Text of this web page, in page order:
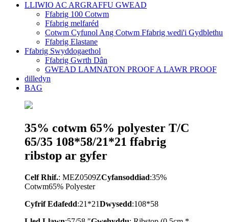
LLIWIO AC ARGRAFFU GWEAD
Ffabrig 100 Cotwm
Ffabrig melfaréd
Cotwm Cyfunol Ang Cotwm Ffabrig wedi'i Gydblethu
Ffabrig Elastane
Ffabrig Swyddogaethol
Ffabrig Gwrth Dân
GWEAD LAMNATON PROOF A LAWR PROOF
dilledyn
BAG
35% cotwm 65% polyester T/C
65/35 108*58/21*21 ffabrig
ribstop ar gyfer
Celf Rhif.: MEZ0509ZCyfansoddiad:35%
Cotwm65% Polyester
Cyfrif Edafedd:21*21Dwysedd:108*58